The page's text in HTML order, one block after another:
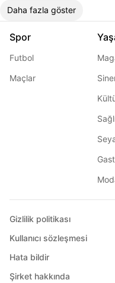
Daha fazla göster
Spor
Futbol
Maçlar
Gizlilik politikası
Kullanıcı sözleşmesi
Hata bildir
Şirket hakkında